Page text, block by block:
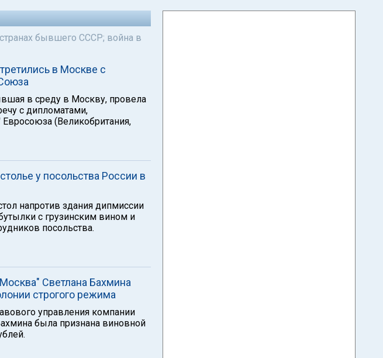
бывшего СССР; война в
в Москве с
в среду в Москву, провела
с дипломатами,
(Великобритания,
у посольства России в
напротив здания дипмиссии
с грузинским вином и
посольства.
Светлана Бахмина
строгого режима
управления компании
была признана виновной